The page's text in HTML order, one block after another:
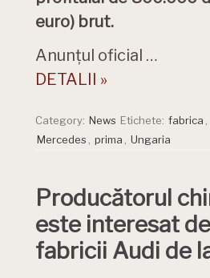
euro) brut.
Anunțul oficial …
DETALII »
Category: News Etichete: fabrica
Mercedes
prima Ungaria
Producătorul
este interesat
fabricii Audi de